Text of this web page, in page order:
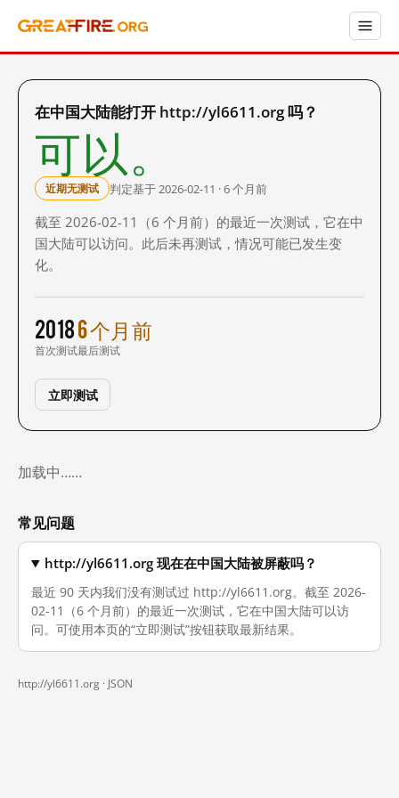
在中国大陆能打开 http://yl6611.org 吗？
可以。
近期无测试 判定基于 2026-02-11 · 6 个月前
截至 2026-02-11（6 个月前）的最近一次测试，它在中
国大陆可以访问。此后未再测试，情况可能已发生变
化。
2018
首次测试
6 个月前
最后测试
立即测试
加载中……
常见问题
http://yl6611.org 现在在中国大陆被屏蔽吗？
最近 90 天内我们没有测试过 http://yl6611.org。截至 2026-
02-11（6 个月前）的最近一次测试，它在中国大陆可以访
问。可使用本页的“立即测试”按钮获取最新结果。
http://yl6611.org · JSON